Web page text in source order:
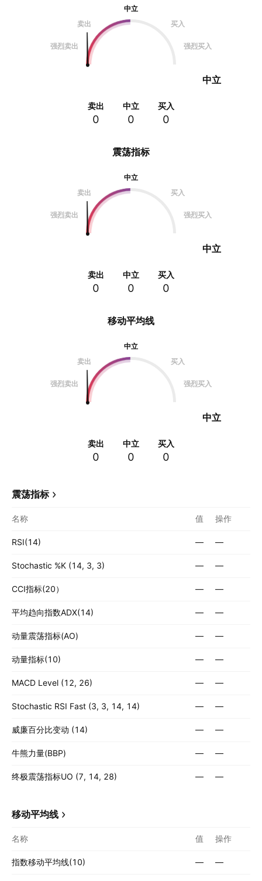
震荡指标
中立
卖出
买入
强烈卖出 强烈买入
中立
卖出
0
中立
0
买入
0
中立
卖出
买入
强烈卖出 强烈买入
中立
卖出
0
中立
0
买入
0
移动平均线
中立
卖出
买入
强烈卖出 强烈买入
中立
卖出
0
中立
0
买入
0
震荡指标
名称 值 操作
RSI(14) — —
Stochastic %K (14, 3, 3) — —
CCI指标(20） — —
平均趋向指数ADX(14) — —
动量震荡指标(AO) — —
动量指标(10) — —
MACD Level (12, 26) — —
Stochastic RSI Fast (3, 3, 14, 14) — —
威廉百分比变动 (14) — —
牛熊力量(BBP) — —
终极震荡指标UO (7, 14, 28) — —
移动平均线
名称 值 操作
指数移动平均线(10) — —